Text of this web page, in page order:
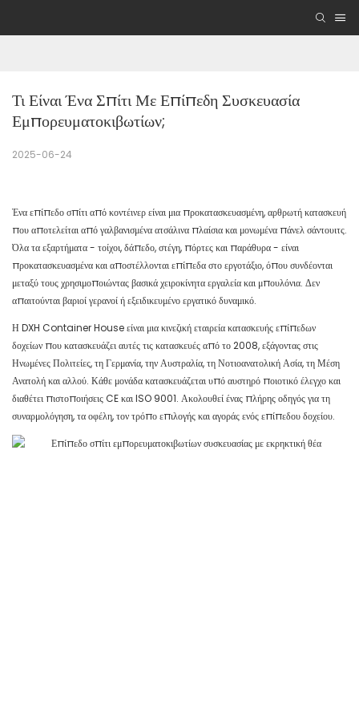
Τι Είναι Ένα Σπίτι Με Επίπεδη Συσκευασία
Εμπορευματοκιβωτίων;
2025-06-24
Ένα επίπεδο σπίτι από κοντέινερ είναι μια προκατασκευασμένη, αρθρωτή κατασκευή
που αποτελείται από γαλβανισμένα ατσάλινα πλαίσια και μονωμένα πάνελ σάντουιτς.
Όλα τα εξαρτήματα - τοίχοι, δάπεδο, στέγη, πόρτες και παράθυρα - είναι
προκατασκευασμένα και αποστέλλονται επίπεδα στο εργοτάξιο, όπου συνδέονται
μεταξύ τους χρησιμοποιώντας βασικά χειροκίνητα εργαλεία και μπουλόνια. Δεν
απαιτούνται βαριοί γερανοί ή εξειδικευμένο εργατικό δυναμικό.
Η DXH Container House είναι μια κινεζική εταιρεία κατασκευής επίπεδων
δοχείων που κατασκευάζει αυτές τις κατασκευές από το 2008, εξάγοντας στις
Ηνωμένες Πολιτείες, τη Γερμανία, την Αυστραλία, τη Νοτιοανατολική Ασία, τη Μέση
Ανατολή και αλλού. Κάθε μονάδα κατασκευάζεται υπό αυστηρό ποιοτικό έλεγχο και
διαθέτει πιστοποιήσεις CE και ISO 9001. Ακολουθεί ένας πλήρης οδηγός για τη
συναρμολόγηση, τα οφέλη, τον τρόπο επιλογής και αγοράς ενός επίπεδου δοχείου.